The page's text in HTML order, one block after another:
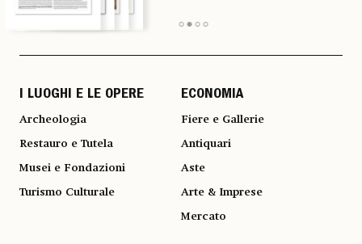
I LUOGHI E LE OPERE
Archeologia
Restauro e Tutela
Musei e Fondazioni
Turismo Culturale
ECONOMIA
Fiere e Gallerie
Antiquari
Aste
Arte & Imprese
Mercato